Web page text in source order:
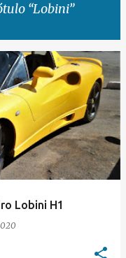
Lobini
Lobini H1